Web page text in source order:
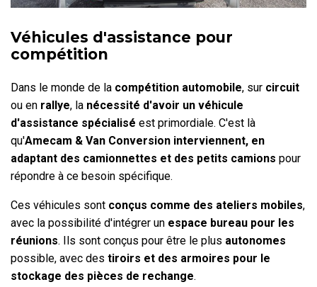
Véhicules d'assistance pour
compétition
Dans le monde de la compétition automobile, sur circuit
ou en rallye, la nécessité d'avoir un véhicule
d'assistance spécialisé est primordiale. C'est là
qu'Amecam & Van Conversion interviennent, en
adaptant des camionnettes et des petits camions pour
répondre à ce besoin spécifique.
Ces véhicules sont conçus comme des ateliers mobiles,
avec la possibilité d'intégrer un espace bureau pour les
réunions. Ils sont conçus pour être le plus autonomes
possible, avec des tiroirs et des armoires pour le
stockage des pièces de rechange.